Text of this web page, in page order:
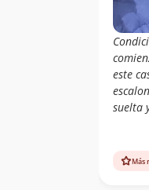
este
suelta
Más